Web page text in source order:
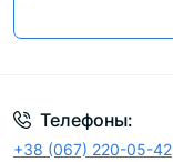
Телефоны:
+38 (067) 220-05-42